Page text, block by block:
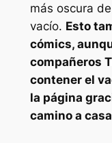
más oscura
vacío. Esto
cómics,
compañeros
contener el
la página
camino a casa